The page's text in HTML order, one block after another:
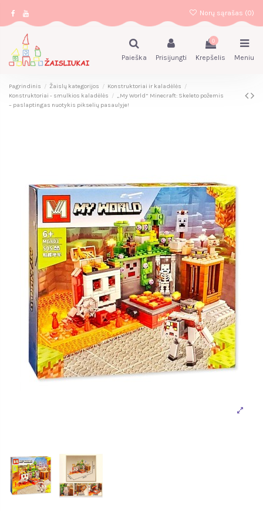
Norų sąrašas (0)
Paieška Prisijungti
0
Krepšelis Meniu
Pagrindinis Žaislų kategorijos
Konstruktoriai ir kaladėlės
Konstruktoriai - smulkios kaladėlės
„My World“ Minecraft: Skeleto požemis
– paslaptingas nuotykis pikselių pasaulyje!